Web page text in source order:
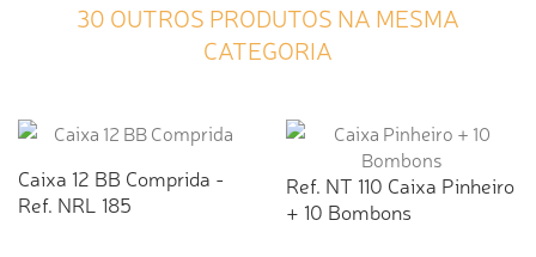
30 OUTROS PRODUTOS NA MESMA
CATEGORIA
Caixa 12 BB Comprida -
Ref. NRL 185
Ref. NT 110 Caixa Pinheiro
+ 10 Bombons